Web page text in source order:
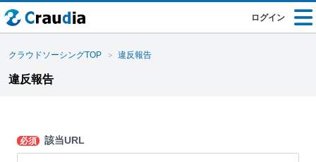
ログイン
クラウドソーシングTOP 違反報告
違反報告
必須 該当URL